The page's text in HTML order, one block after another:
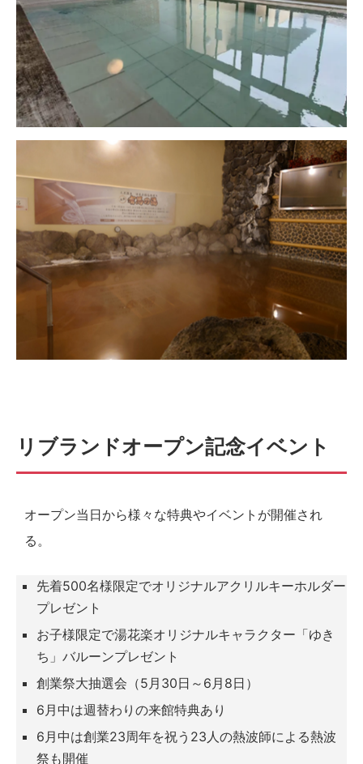
リブランドオープン記念イベント
オープン当日から様々な特典やイベントが開催され
る。
先着500名様限定でオリジナルアクリルキーホルダー
プレゼント
お子様限定で湯花楽オリジナルキャラクター「ゆき
ち」バルーンプレゼント
創業祭大抽選会（5月30日～6月8日）
6月中は週替わりの来館特典あり
6月中は創業23周年を祝う23人の熱波師による熱波
祭も開催